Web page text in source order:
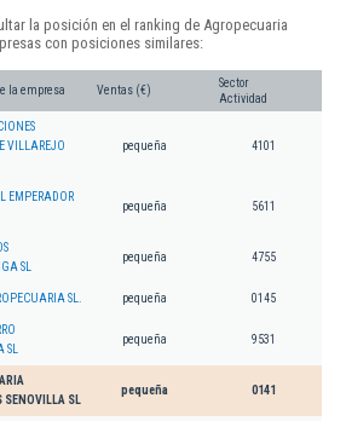
la posición en el ranking de Agropecuaria
con posiciones similares:
la empresa Ventas (€)
Sector
Actividad
VILLAREJO
pequeña 4101
EMPERADOR
pequeña 5611
SL
pequeña 4755
SL. pequeña 0145
SL
pequeña 9531
SENOVILLA SL
pequeña 0141